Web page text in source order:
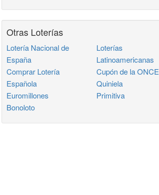
Otras Loterías
Lotería Nacional de
España
Comprar Lotería
Española
Euromillones
Bonoloto
Loterías
Latinoamericanas
Cupón de la ONCE
Quiniela
Primitiva